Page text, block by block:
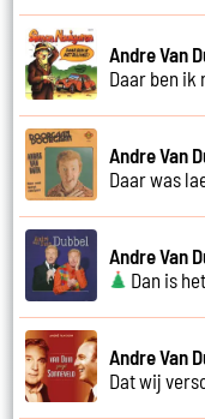
Andre Van
Daar ben ik
Andre Van
Daar was
Andre Van
Dan is
Andre Van
Dat wij